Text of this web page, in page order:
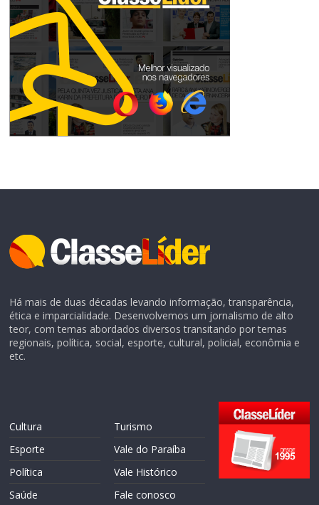
Há mais de duas décadas levando informação, transparência,
ética e imparcialidade. Desenvolvemos um jornalismo de alto
teor, com temas abordados diversos transitando por temas
regionais, política, social, esporte, cultural, policial, econômia e
etc.
Cultura
Esporte
Política
Saúde
Turismo
Vale do Paraíba
Vale Histórico
Fale conosco